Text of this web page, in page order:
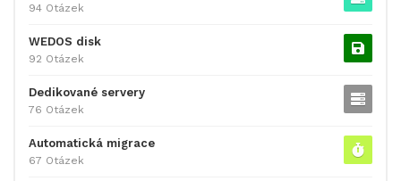
94 Otázek
WEDOS disk
92 Otázek
Dedikované servery
76 Otázek
Automatická migrace
67 Otázek